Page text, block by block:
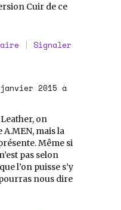
Cuir de ce
| Signaler
2015 à
on
A.MEN, mais la
Même si
pas selon
l’on puisse s’y
nous dire